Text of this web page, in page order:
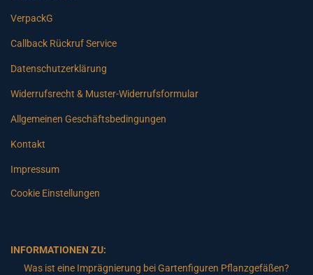
VerpackG
Callback Rückruf Service
Datenschutzerklärung
Widerrufsrecht & Muster-Widerrufsformular
Allgemeinen Geschäftsbedingungen
Kontakt
Impressum
Cookie Einstellungen
INFORMATIONEN ZU:
Was ist eine Imprägnierung bei Gartenfiguren Pflanzgefäßen?